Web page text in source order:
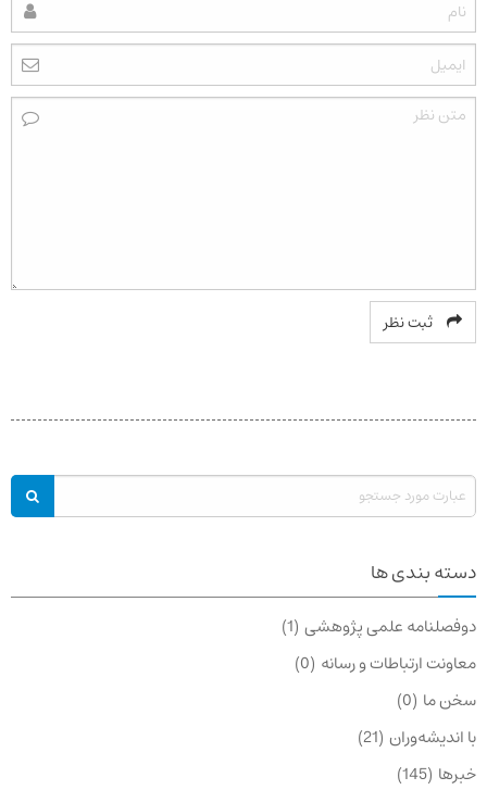
دسته بندی ها
دوفصلنامه علمی پژوهشی 1
معاونت ارتباطات و رسانه 0
سخن ما 0
با اندیشه‌وران 21
خبرها 145